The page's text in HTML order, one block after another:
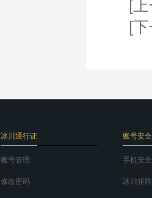
[
[
冰川通行证
账号管理
修改密码
账号安全
手机安
冰川矩